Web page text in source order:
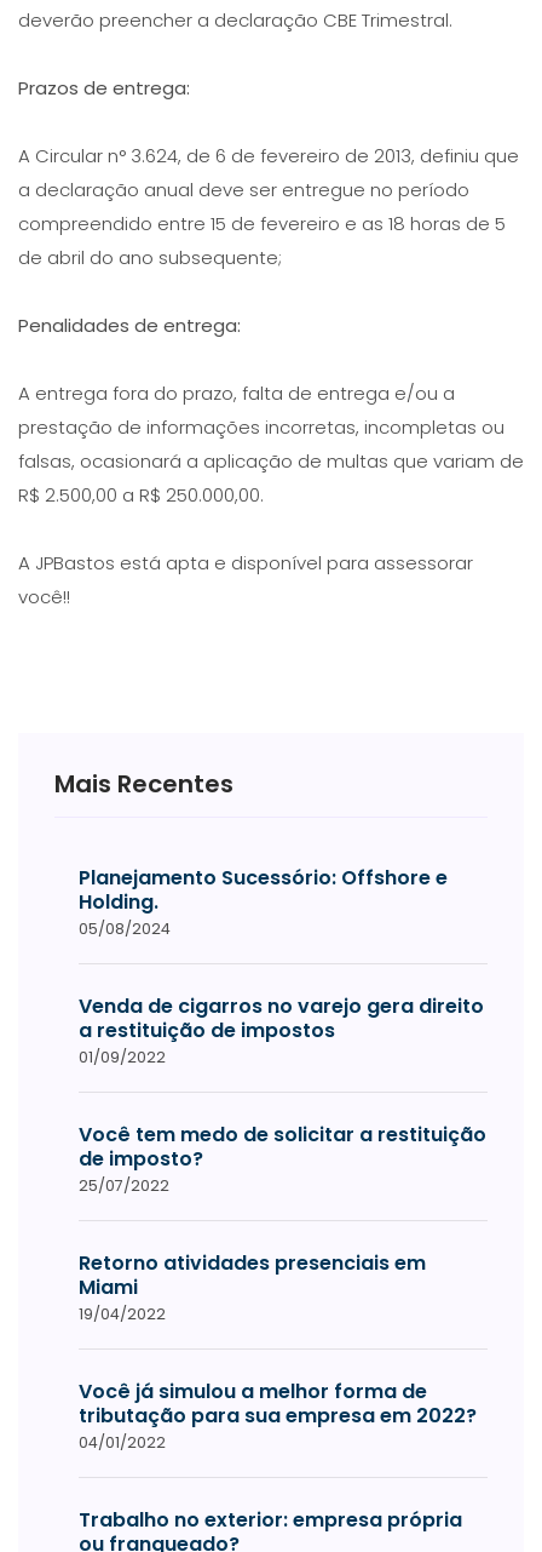
deverão preencher a declaração CBE Trimestral.
Prazos de entrega:
A Circular n° 3.624, de 6 de fevereiro de 2013, definiu que
a declaração anual deve ser entregue no período
compreendido entre 15 de fevereiro e as 18 horas de 5
de abril do ano subsequente;
Penalidades de entrega:
A entrega fora do prazo, falta de entrega e/ou a
prestação de informações incorretas, incompletas ou
falsas, ocasionará a aplicação de multas que variam de
R$ 2.500,00 a R$ 250.000,00.
A JPBastos está apta e disponível para assessorar
você!!
Mais Recentes
Planejamento Sucessório: Offshore e
Holding.
05/08/2024
Venda de cigarros no varejo gera direito
a restituição de impostos
01/09/2022
Você tem medo de solicitar a restituição
de imposto?
25/07/2022
Retorno atividades presenciais em
Miami
19/04/2022
Você já simulou a melhor forma de
tributação para sua empresa em 2022?
04/01/2022
Trabalho no exterior: empresa própria
ou franqueado?